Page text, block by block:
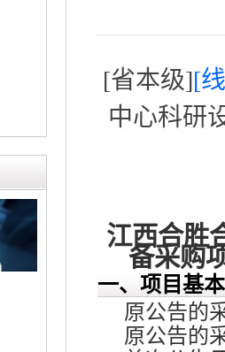
[省本级][
中心科研
江西合胜
备采购
一、项目基
原公告的
原公告的